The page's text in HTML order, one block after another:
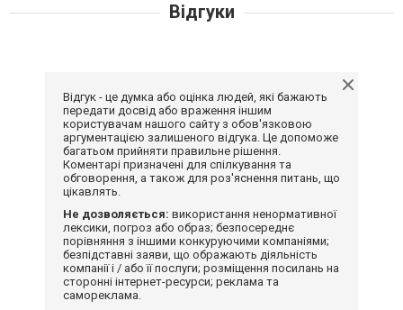
Відгуки
Відгук - це думка або оцінка людей, які бажають
передати досвід або враження іншим
користувачам нашого сайту з обов'язковою
аргументацією залишеного відгука. Це допоможе
багатьом прийняти правильне рішення.
Коментарі призначені для спілкування та
обговорення, а також для роз'яснення питань, що
цікавлять.
Не дозволяється: використання ненормативної
лексики, погроз або образ; безпосереднє
порівняння з іншими конкуруючими компаніями;
безпідставні заяви, що ображають діяльність
компанії і / або її послуги; розміщення посилань на
сторонні інтернет-ресурси; реклама та
самореклама.